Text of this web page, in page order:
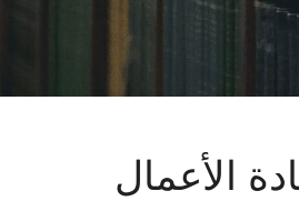
الأعمال